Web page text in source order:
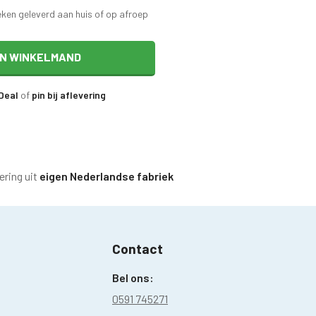
geleverd aan huis of op afroep
WINKELMAND
of pin bij aflevering
uit eigen Nederlandse fabriek
Contact
Bel ons:
0591 745271